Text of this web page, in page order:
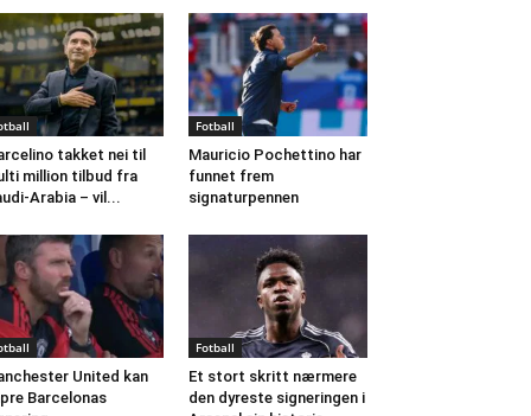
takket nei til
million tilbud fra
Arabia – vil...
Fotball
Mauricio Pochettino har
funnet frem
signaturpennen
United kan
Barcelonas
Fotball
Et stort skritt nærmere
den dyreste signeringen i